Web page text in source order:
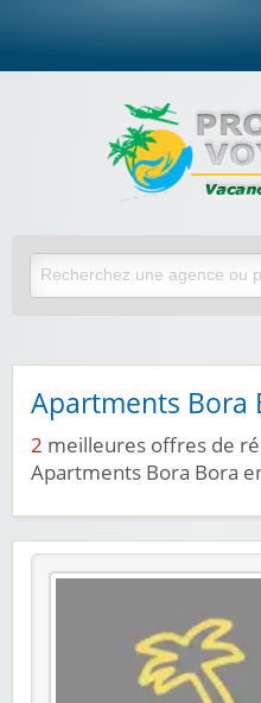
Apartments Bora
2 meilleures offres de
Apartments Bora Bora